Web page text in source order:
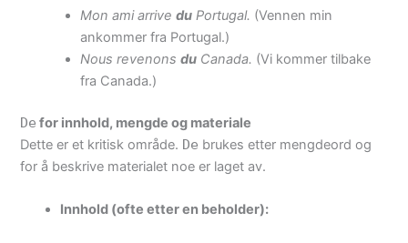
Mon ami arrivedu Portugal. (Vennen min
ankommer fra Portugal.)
Nous revenonsdu Canada. (Vi kommer tilbake
fra Canada.)
De for innhold, mengde og materiale
Dette er et kritisk område. De brukes etter mengdeord og
for å beskrive materialet noe er laget av.
Innhold (ofte etter en beholder):